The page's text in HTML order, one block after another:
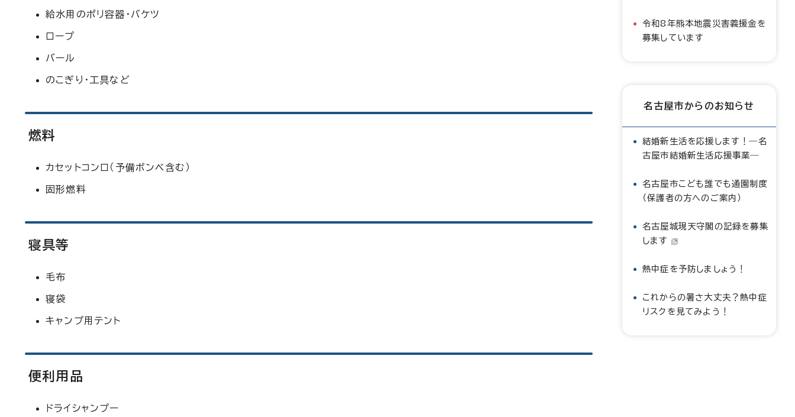
給水用のポリ容器・バケツ
ロープ
バール
のこぎり・工具など
燃料
カセットコンロ（予備ボンベ含む）
固形燃料
寝具等
毛布
寝袋
キャンプ用テント
便利用品
ドライシャンプー
令和8年熊本地震災害義援金を
募集しています
名古屋市からのお知らせ
結婚新生活を応援します！―名
古屋市結婚新生活応援事業―
名古屋市こども誰でも通園制度
（保護者の方へのご案内）
名古屋城現天守閣の記録を募集
します
熱中症を予防しましょう！
これからの暑さ大丈夫？熱中症
リスクを見てみよう！